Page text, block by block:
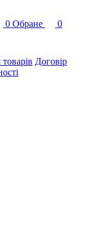
0 Обране
0
Договір